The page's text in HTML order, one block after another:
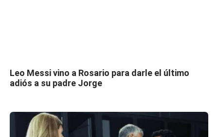
Leo Messi vino a Rosario para darle el último
adiós a su padre Jorge